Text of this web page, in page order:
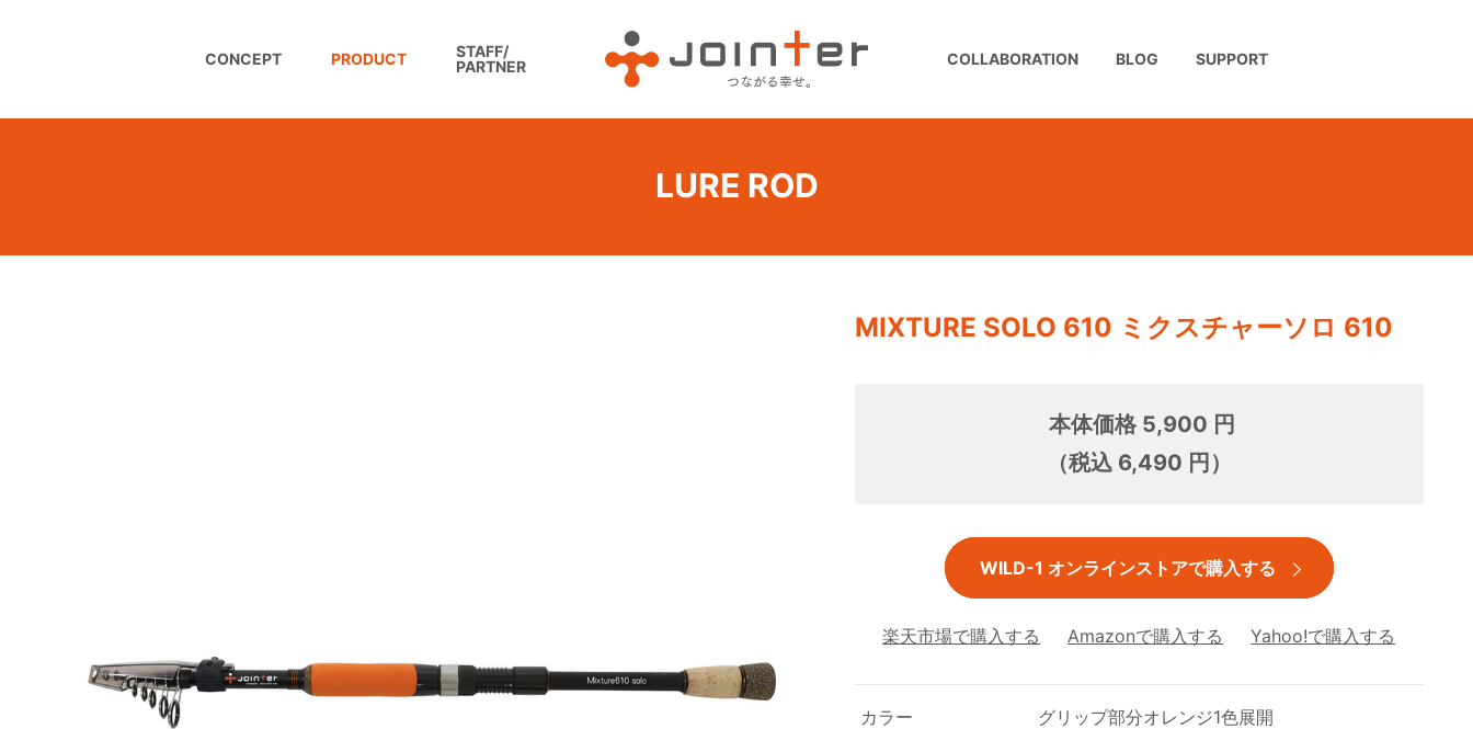
CONCEPT PRODUCT
STAFF/
PARTNER
COLLABORATION BLOG SUPPORT
LURE ROD
MIXTURE SOLO 610 ミクスチャーソロ 610
本体価格 5,900 円
（税込 6,490 円）
WILD-1 オンラインストアで購入する
楽天市場で購入する Amazonで購入する Yahoo!で購入する
カラー グリップ部分オレンジ1色展開